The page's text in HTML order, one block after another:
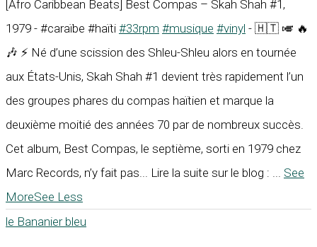
[Afro Caribbean Beats] Best Compas – Skah Shah #1,
1979 - #caraïbe #haïti #33rpm #musique #vinyl - 🇭🇹 🎺 🔥
🎶 ⚡ Né d’une scission des Shleu-Shleu alors en tournée
aux États-Unis, Skah Shah #1 devient très rapidement l’un
des groupes phares du compas haïtien et marque la
deuxième moitié des années 70 par de nombreux succès.
Cet album, Best Compas, le septième, sorti en 1979 chez
Marc Records, n’y fait pas... Lire la suite sur le blog :
See
MoreSee Less
le Bananier bleu